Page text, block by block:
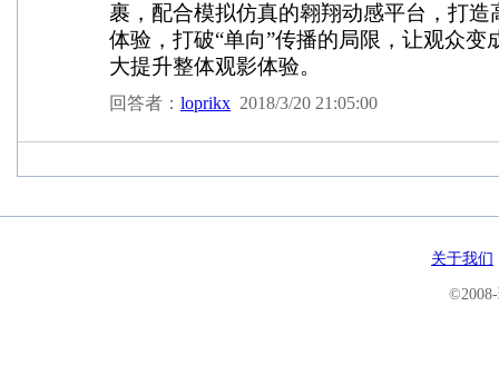
裹，配合模拟仿真的翱翔动感平台，打造
体验，打破“单向”传播的局限，让观众变
大提升整体观影体验。
回答者： loprikx 2018/3/20 21:05:00
关于我们